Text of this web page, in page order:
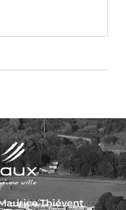
Thiévent